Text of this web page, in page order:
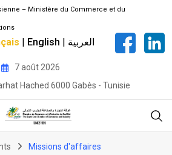
– Ministère du Commerce et du
English
العربية
7 août 2026
Hached 6000 Gabès - Tunisie
Missions d'affaires